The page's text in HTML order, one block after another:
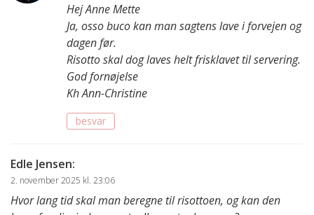
Hej Anne Mette
Ja, osso buco kan man sagtens lave i forvejen og
dagen før.
Risotto skal dog laves helt frisklavet til servering.
God fornøjelse
Kh Ann-Christine
besvar
Edle Jensen:
2. november 2025 kl. 23:06
Hvor lang tid skal man beregne til risottoen, og kan den